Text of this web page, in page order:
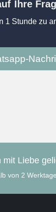
Ihre
1 Stunde zu
mit Liebe
von 2